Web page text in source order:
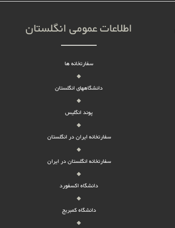
اطلاعات عمومی انگلستان
سفارتخانه ها
دانشگاههای انگلستان
پوند انگلیس
سفارتخانه ایران در انگلستان
سفارتخانه انگلستان در ایران
دانشگاه اکسفورد
دانشگاه کمبریج